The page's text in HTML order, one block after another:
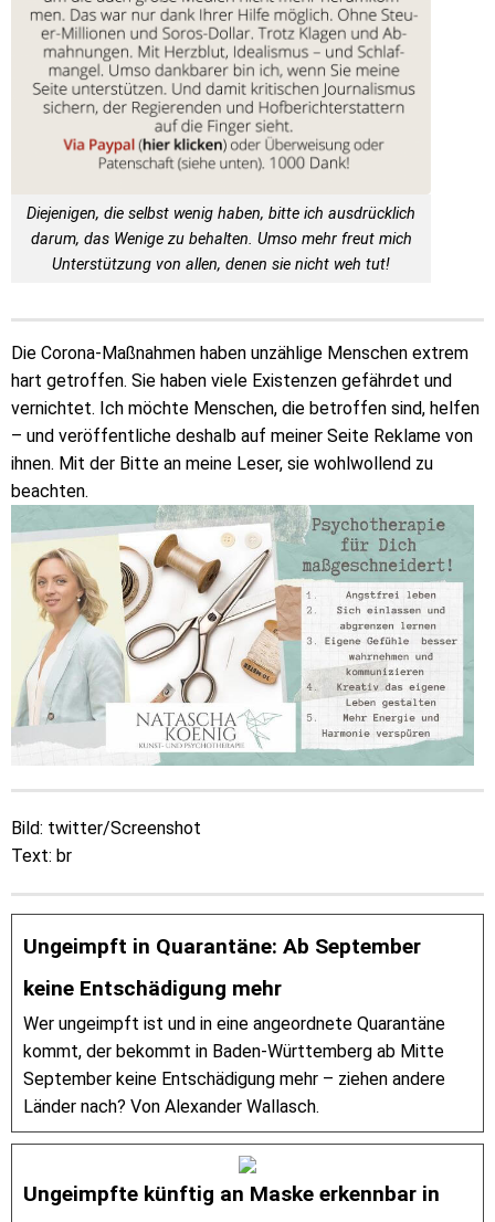
Diejenigen, die selbst wenig haben, bitte ich ausdrücklich
darum, das Wenige zu behalten. Umso mehr freut mich
Unterstützung von allen, denen sie nicht weh tut!
Die Corona-Maßnahmen haben unzählige Menschen extrem
hart getroffen. Sie haben viele Existenzen gefährdet und
vernichtet. Ich möchte Menschen, die betroffen sind, helfen
– und veröffentliche deshalb auf meiner Seite Reklame von
ihnen. Mit der Bitte an meine Leser, sie wohlwollend zu
beachten.
Bild: twitter/Screenshot
Text: br
Ungeimpft in Quarantäne: Ab September
keine Entschädigung mehr
Wer ungeimpft ist und in eine angeordnete Quarantäne
kommt, der bekommt in Baden-Württemberg ab Mitte
September keine Entschädigung mehr – ziehen andere
Länder nach? Von Alexander Wallasch.
Ungeimpfte künftig an Maske erkennbar in